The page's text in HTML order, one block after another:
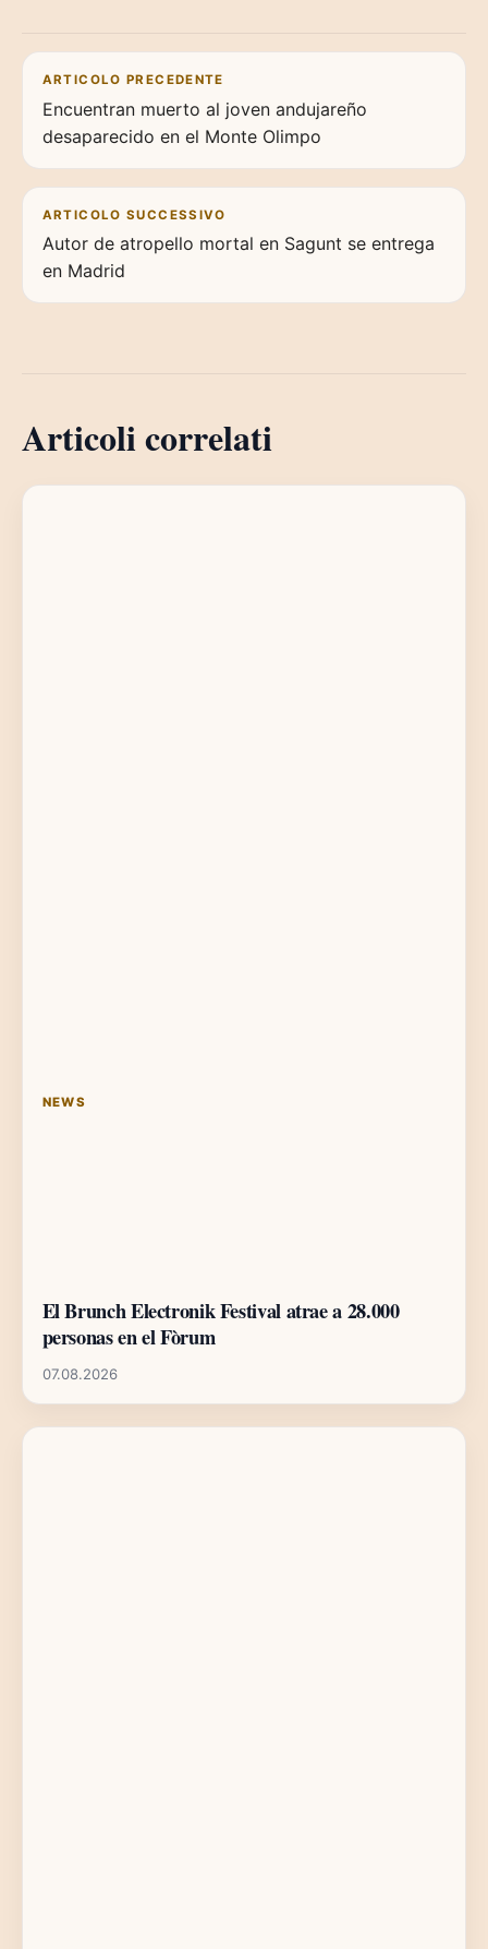
Navigazione articoli
ARTICOLO PRECEDENTE
Encuentran muerto al joven andujareño
desaparecido en el Monte Olimpo
ARTICOLO SUCCESSIVO
Autor de atropello mortal en Sagunt se entrega
en Madrid
Articoli correlati
NEWS
El Brunch Electronik Festival atrae a 28.000
personas en el Fòrum
07.08.2026